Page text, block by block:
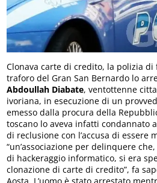
Clonava carte di credito, la polizia
traforo del Gran San Bernardo lo
Abdoullah Diabate, ventottenne
ivoriana, in esecuzione di un
emesso dalla procura della
toscano lo aveva infatti condannato
di reclusione con l’accusa di essere
“un’associazione per delinquere
di hackeraggio informatico, si era
clonazione di carte di credito”, fa